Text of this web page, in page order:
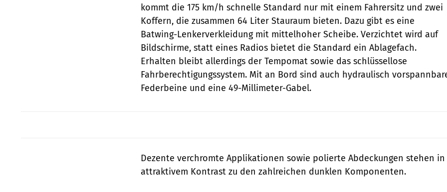
kommt die 175 km/h schnelle Standard nur mit einem Fahrersitz und zwei
Koffern, die zusammen 64 Liter Stauraum bieten. Dazu gibt es eine
Batwing-Lenkerverkleidung mit mittelhoher Scheibe. Verzichtet wird auf
Bildschirme, statt eines Radios bietet die Standard ein Ablagefach.
Erhalten bleibt allerdings der Tempomat sowie das schlüssellose
Fahrberechtigungssystem. Mit an Bord sind auch hydraulisch
Federbeine und eine 49-Millimeter-Gabel.
Dezente verchromte Applikationen sowie polierte Abdeckungen stehen in
attraktivem Kontrast zu den zahlreichen dunklen Komponenten.